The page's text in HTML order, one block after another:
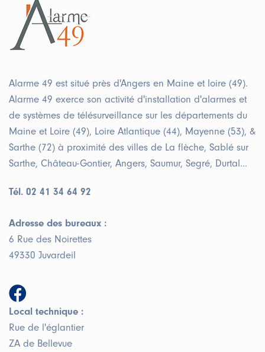
Alarme 49 est situé près d'Angers en Maine et loire (49).
Alarme 49 exerce son activité d'installation d'alarmes et
de systèmes de télésurveillance sur les départements du
Maine et Loire (49), Loire Atlantique (44), Mayenne (53), &
Sarthe (72) à proximité des villes de La flèche, Sablé sur
Sarthe, Château-Gontier, Angers, Saumur, Segré, Durtal...
Tél. 02 41 34 64 92
Adresse des bureaux :
6 Rue des Noirettes
49330 Juvardeil
Local technique :
Rue de l'églantier
ZA de Bellevue